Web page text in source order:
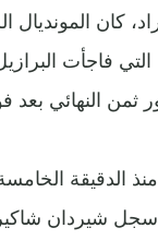
كان
الدقيقة
2-1. ما ان